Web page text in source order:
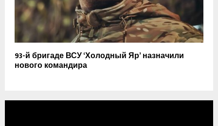
93-й бригаде ВСУ ‘Холодный Яр’ назначили
нового командира